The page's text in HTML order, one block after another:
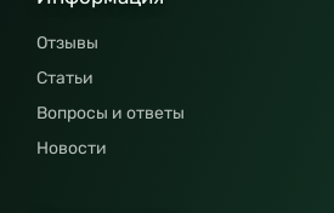
Отзывы
Статьи
Вопросы и ответы
Новости